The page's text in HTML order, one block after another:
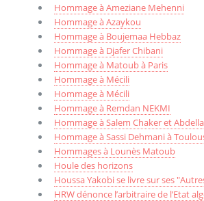
Hommage à Ameziane Mehenni
Hommage à Azaykou
Hommage à Boujemaa Hebbaz
Hommage à Djafer Chibani
Hommage à Matoub à Paris
Hommage à Mécili
Hommage à Mécili
Hommage à Remdan NEKMI
Hommage à Salem Chaker et
Hommage à Sassi Dehmani à
Hommages à Lounès Matoub
Houle des horizons
Houssa Yakobi se livre sur ses
HRW dénonce l’arbitraire de l’Etat